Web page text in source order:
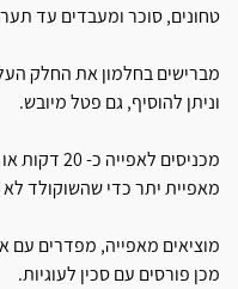
טחונים, סוכר ומעבדים עד
מברישים בחלמון את החלק
וניתן להוסיף, גם פטל מיובש.
מכניסים
מאפיית יתר כדי שהשוקולד
מכן פורסים עם סכין לעוגיות.